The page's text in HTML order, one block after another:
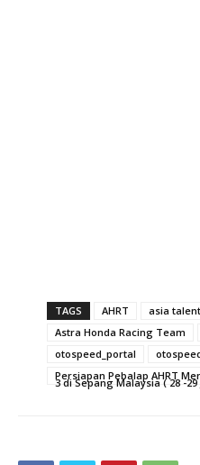
TAGS AHRT
asia
Astra Honda Racing Team
otospeed_portal
Persiapan Pebalap AHRT
3 di Sepang Malaysia ( 28 -29